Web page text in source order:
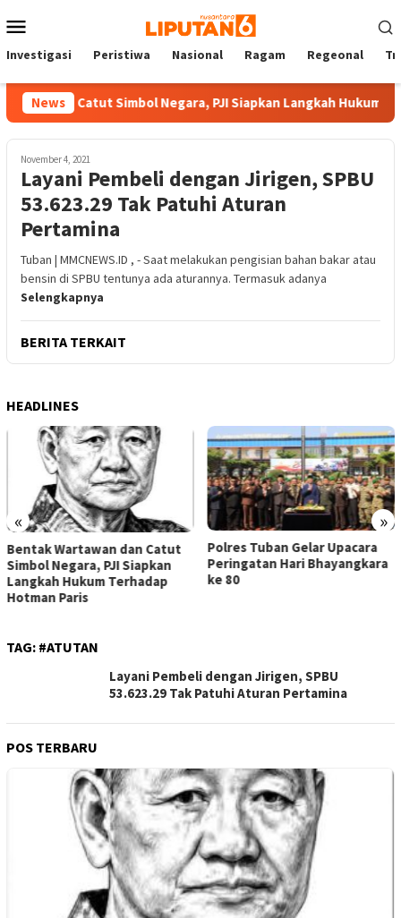
ke
Mobile
Investigasi Peristiwa Nasional Ragam Regeonal
News
dan Catut Simbol Negara, PJI Siapkan Langkah Hukum
November 4, 2021
Layani Pembeli dengan Jirigen, SPBU
53.623.29 Tak Patuhi Aturan
Pertamina
Tuban | MMCNEWS.ID , - Saat melakukan pengisian bahan bakar atau
bensin di SPBU tentunya ada aturannya. Termasuk adanya
Selengkapnya
BERITA TERKAIT
HEADLINES
« »
Bentak Wartawan dan Catut
Simbol Negara, PJI Siapkan
Langkah Hukum Terhadap
Hotman Paris
Polres Tuban Gelar Upacara
Peringatan Hari Bhayangkara
ke 80
TAG: #ATUTAN
Layani Pembeli dengan Jirigen, SPBU
53.623.29 Tak Patuhi Aturan Pertamina
POS TERBARU